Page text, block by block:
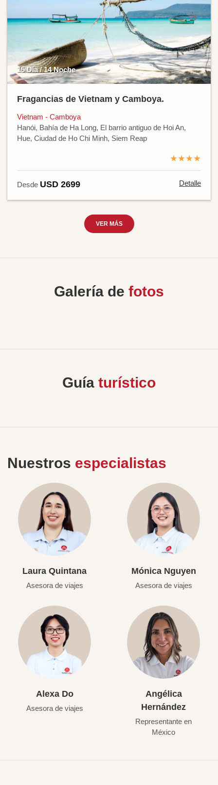
15 Día / 14 Noche
Fragancias de Vietnam y Camboya.
Vietnam - Camboya
Hanói, Bahía de Ha Long, El barrio antiguo de Hoi An,
Hue, Ciudad de Ho Chi Minh, Siem Reap
★★★★
Desde USD 2699 Detalle
VER MÁS
Galería de fotos
Guía turístico
Nuestros especialistas
Laura Quintana
Asesora de viajes
Mónica Nguyen
Asesora de viajes
Alexa Do
Asesora de viajes
Angélica
Hernández
Representante en
México